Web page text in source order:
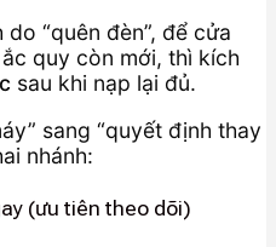
“quên đèn”, để cửa
quy còn mới, thì kích
sau khi nạp lại đủ.
sang “quyết định thay
nhánh:
(ưu tiên theo dõi)